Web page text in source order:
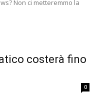
Non ci metteremmo la
costerà fino
0